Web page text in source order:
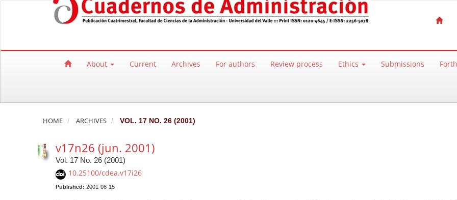
Quick jump to page content
Main Navigation
About Current Archives For authors Review process Ethics Submissions
HOME ARCHIVES VOL. 17 NO. 26 (2001)
v17n26 (jun. 2001)
Vol. 17 No. 26 (2001)
10.25100/cdea.v17i26
Published:2001-06-15